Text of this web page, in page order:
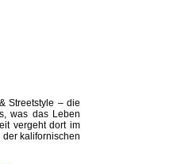
Streetstyle – die
was das Leben
vergeht dort im
der kalifornischen